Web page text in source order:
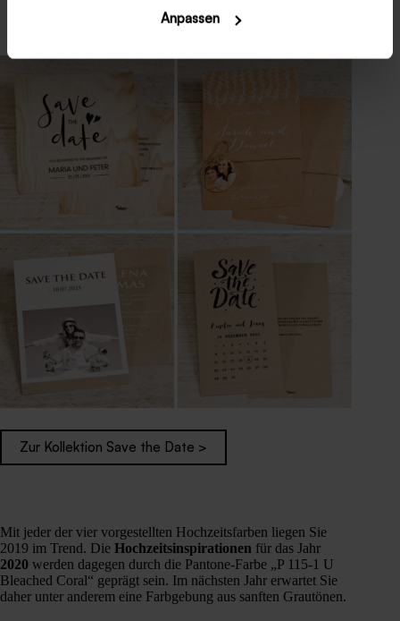
Anpassen
Zur Kollektion Save the Date >
Mit jeder der vier vorgestellten Hochzeitsfarben liegen Sie
2019 im Trend. Die Hochzeitsinspirationen für das Jahr
2020 werden dagegen durch die Pantone-Farbe „P 115-1 U
Bleached Coral“ geprägt sein. Im nächsten Jahr erwartet Sie
daher unter anderem eine Farbgebung aus sanften Grautönen.